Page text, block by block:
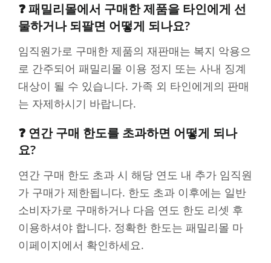
❓ 패밀리몰에서 구매한 제품을 타인에게 선
물하거나 되팔면 어떻게 되나요?
임직원가로 구매한 제품의 재판매는 복지 악용으
로 간주되어 패밀리몰 이용 정지 또는 사내 징계
대상이 될 수 있습니다. 가족 외 타인에게의 판매
는 자제하시기 바랍니다.
❓ 연간 구매 한도를 초과하면 어떻게 되나
요?
연간 구매 한도 초과 시 해당 연도 내 추가 임직원
가 구매가 제한됩니다. 한도 초과 이후에는 일반
소비자가로 구매하거나 다음 연도 한도 리셋 후
이용하셔야 합니다. 정확한 한도는 패밀리몰 마
이페이지에서 확인하세요.